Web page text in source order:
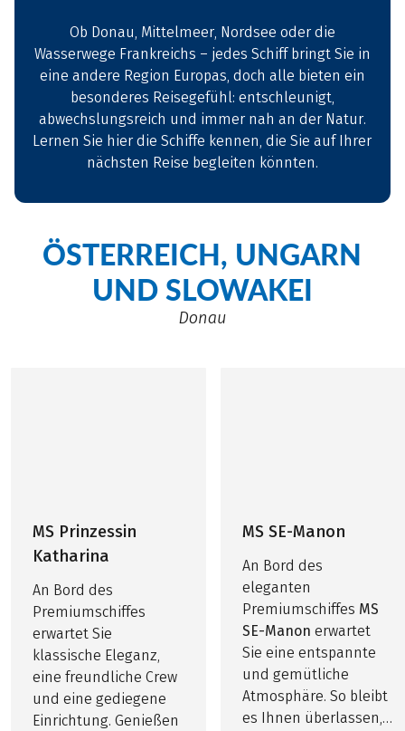
Ob Donau, Mittelmeer, Nordsee oder die
Wasserwege Frankreichs – jedes Schiff bringt Sie in
eine andere Region Europas, doch alle bieten ein
besonderes Reisegefühl: entschleunigt,
abwechslungsreich und immer nah an der Natur.
Lernen Sie hier die Schiffe kennen, die Sie auf Ihrer
nächsten Reise begleiten könnten.
ÖSTERREICH, UNGARN
UND SLOWAKEI
Donau
MS Prinzessin
Katharina
An Bord des
Premiumschiffes
erwartet Sie
klassische Eleganz,
eine freundliche Crew
und eine gediegene
Einrichtung. Genießen
MS SE-Manon
An Bord des
eleganten
Premiumschiffes MS
SE-Manon erwartet
Sie eine entspannte
und gemütliche
Atmosphäre. So bleibt
es Ihnen überlassen,